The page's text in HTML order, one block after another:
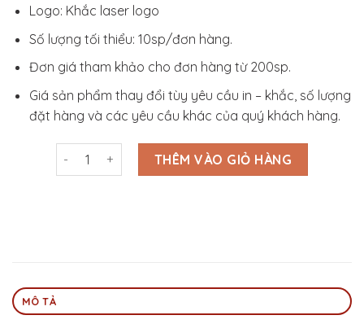
Logo: Khắc laser logo
Số lượng tối thiểu: 10sp/đơn hàng.
Đơn giá tham khảo cho đơn hàng từ 200sp.
Giá sản phẩm thay đổi tùy yêu cầu in – khắc, số lượng
đặt hàng và các yêu cầu khác của quý khách hàng.
Bút Ký Kim Loại In - Khắc Logo - BKL3S001 số lượng
THÊM VÀO GIỎ HÀNG
MÔ TẢ